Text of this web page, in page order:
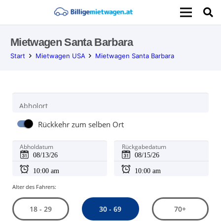
Mietwagen Santa Barbara
Start Mietwagen USA Mietwagen Santa Barbara
Abholort
Rückkehr zum selben Ort
Abholdatum Rückgabedatum
Alter des Fahrers:
18 - 29 30 - 69 70+